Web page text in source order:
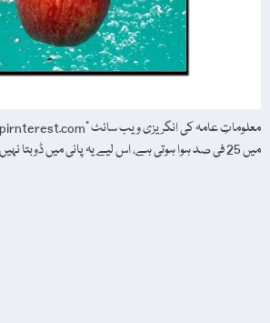
میں 25 فی صد ہوا ہوتی ہے، اس لیے یہ پانی میں ڈوبتا نہیں بلکہ سطح پر تیرتا رہتا ہے۔